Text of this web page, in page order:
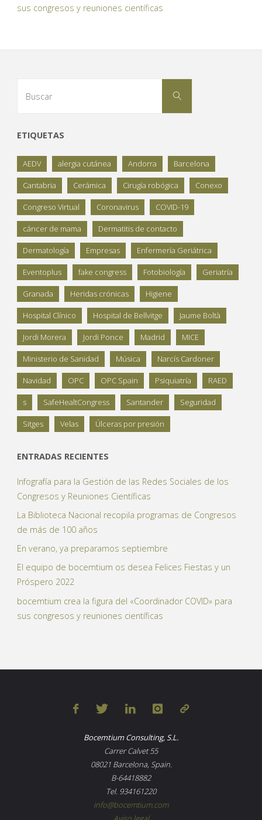
sus congresos y reuniones científicas
Buscar
ETIQUETAS
AEDV alergia cutánea Andorra Barcelona
Cantabria Cerámica Cirugía robógica Conexo
Congreso Virtual Coronavirus COVID-19
cáncer de mama Dermatitis de contacto
Dermatología Empresas Enfermería Geriátrica
Eventoplus fake congress Fotobiología Geriatría
Granada Heridas crónicas Higiene
Hospital Clínico Hospital de Bellvitge Jaume Boltà
Jordi Morera Jordi Ponce Madrid MICE
Ministerio de Sanidad Música Narcís Cardoner
Navidad OPC OPC Spain Psiquiatría RAED
s SafeHealtCongress Santander Seguridad
Sitges Velas Úlceras por presión
ENTRADAS RECIENTES
Infografía para la Gestión de las Redes Sociales de los
Congresos y Reuniones Científicas
La Biblioteca Nacional recopila programas de Congresos
de más de 100 años
En verano, ya preparamos septiembre
El equipo de bocemtium os desea Felices Fiestas y un
Próspero 2022
bocemtium crea la figura del «Coordinador COVID» para
sus congresos y reuniones científicas
Bocemtium Consulting, S.L.
Carrer Calvet 55
08021 Barcelona, Spain.
B-64418882
Tel. 934161220
info@bocemtium.com